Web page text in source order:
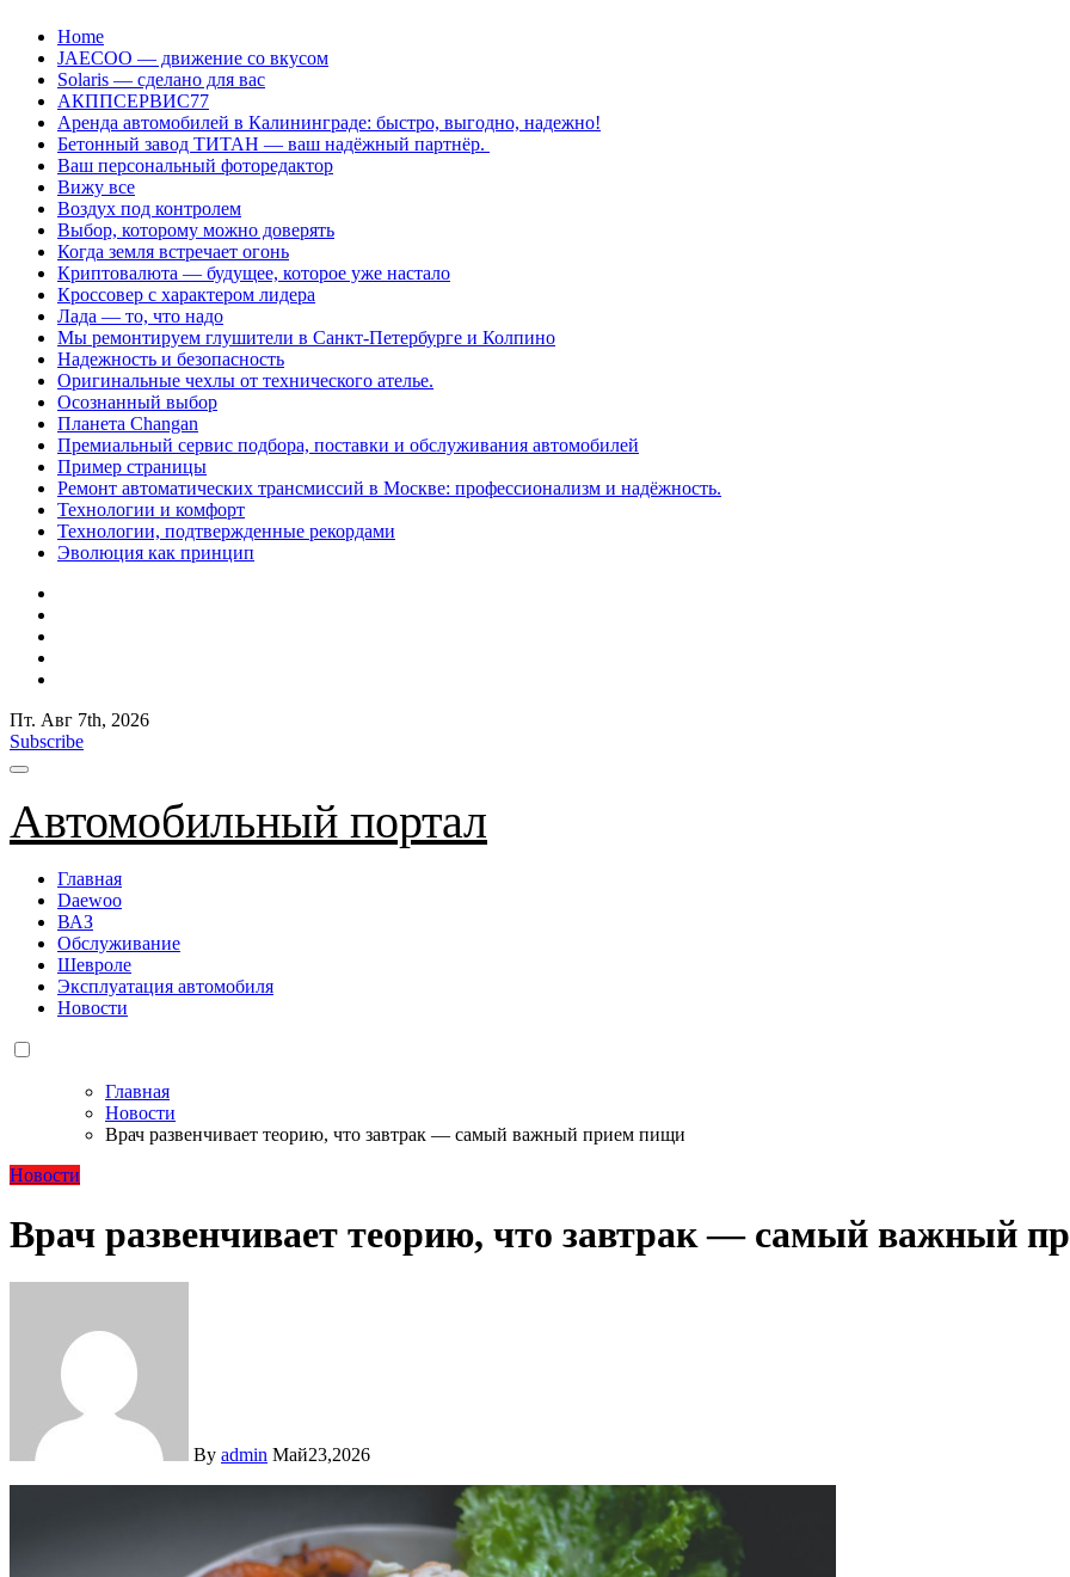
Перейти
содержанию
Home
JAECOO — движение со вкусом
Solaris — сделано для вас
АКППСЕРВИС77
Аренда автомобилей в Калининграде: быстро, выгодно, надежно!
Бетонный завод ТИТАН — ваш надёжный партнёр.
Ваш персональный фоторедактор
Вижу все
Воздух под контролем
Выбор, которому можно доверять
Когда земля встречает огонь
Криптовалюта — будущее, которое уже настало
Кроссовер с характером лидера
Лада — то, что надо
Мы ремонтируем глушители в Санкт-Петербурге и Колпино
Надежность и безопасность
Оригинальные чехлы от технического ателье.
Осознанный выбор
Планета Changan
Премиальный сервис подбора, поставки и обслуживания автомобилей
Пример страницы
Ремонт автоматических трансмиссий в Москве: профессионализм и надёжность.
Технологии и комфорт
Технологии, подтвержденные рекордами
Эволюция как принцип
Пт. Авг 7th, 2026
Subscribe
Автомобильный портал
Главная
Daewoo
ВАЗ
Обслуживание
Шевроле
Эксплуатация автомобиля
Новости
Главная
Новости
Врач развенчивает теорию, что завтрак — самый важный прием пищи
Новости
Врач развенчивает теорию, что завтрак — самый важный
By admin Май23,2026